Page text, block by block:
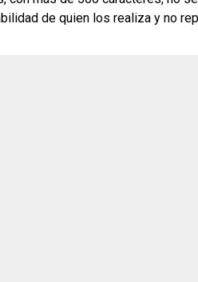
de quien los realiza y no